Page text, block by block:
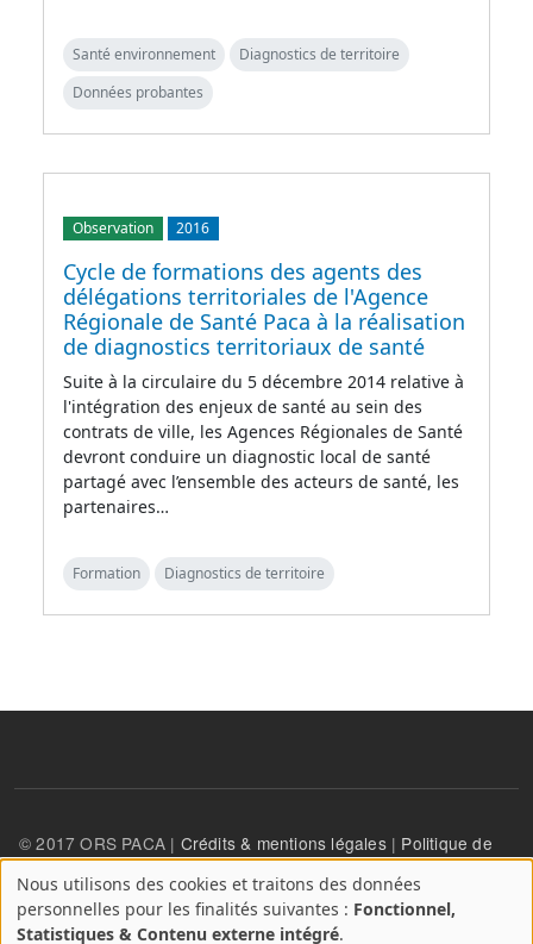
Santé environnement
Diagnostics de territoire
Données probantes
Observation 2016
Cycle de formations des agents des
délégations territoriales de l'Agence
Régionale de Santé Paca à la réalisation
de diagnostics territoriaux de santé
Suite à la circulaire du 5 décembre 2014 relative à
l'intégration des enjeux de santé au sein des
contrats de ville, les Agences Régionales de Santé
devront conduire un diagnostic local de santé
partagé avec l’ensemble des acteurs de santé, les
partenaires…
Formation Diagnostics de territoire
© 2017 ORS PACA | Crédits & mentions légales| Politique de
confidentialité
User account menu
A
propos
Nous utilisons des cookies et traitons des données
personnelles pour les finalités suivantes : Fonctionnel,
Statistiques & Contenu externe intégré.